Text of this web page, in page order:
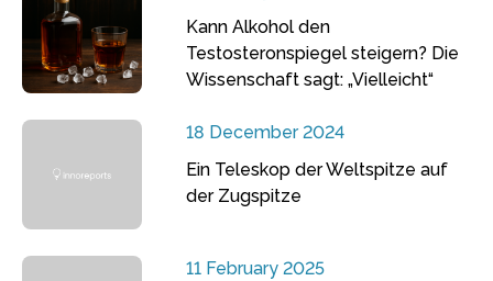
Kann Alkohol den
Testosteronspiegel steigern? Die
Wissenschaft sagt: „Vielleicht“
18 December 2024
Ein Teleskop der Weltspitze auf
der Zugspitze
11 February 2025